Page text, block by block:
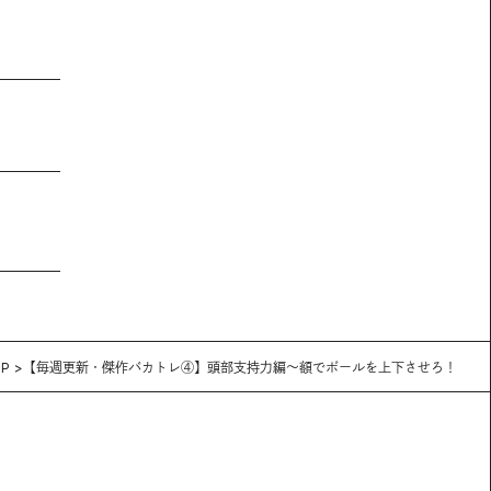
【毎週更新・傑作バカトレ④】頭部支持力編〜額でボールを上下させろ！